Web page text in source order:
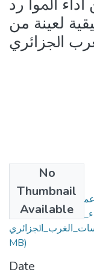
اﳌﻮا رد
ﻟﻌﻴﻨﺔ ﻣﻦ
اﳉﺰاﺋﺮي
No
Thumbnail
Available
MB)
Date